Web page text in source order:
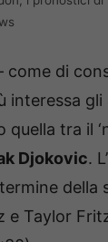
come di
interessa gli
quella tra il
Djokovic.
della
e Taylor